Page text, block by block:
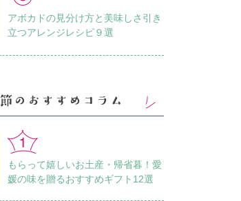
アボカドの見分け方と美味しさ引き
立つアレンジレシピ９選
もらって嬉しいお土産・帰省暮！愛
媛の味を贈るおすすめギフト12選